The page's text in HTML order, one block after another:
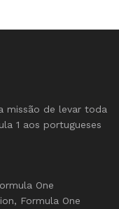
missão de levar toda
1 aos portugueses
One
Formula One